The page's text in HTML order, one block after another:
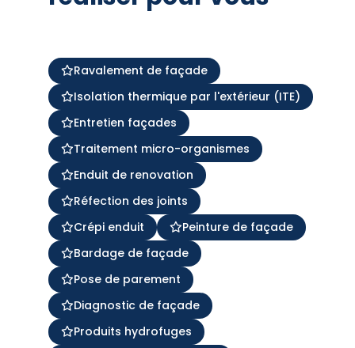
Ravalement de façade
Isolation thermique par l'extérieur (ITE)
Entretien façades
Traitement micro-organismes
Enduit de renovation
Réfection des joints
Crépi enduit
Peinture de façade
Bardage de façade
Pose de parement
Diagnostic de façade
Produits hydrofuges